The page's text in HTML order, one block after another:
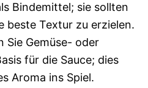
Bindemittel; sie sollten
beste Textur zu erzielen.
Sie Gemüse- oder
für die Sauce; dies
Aroma ins Spiel.